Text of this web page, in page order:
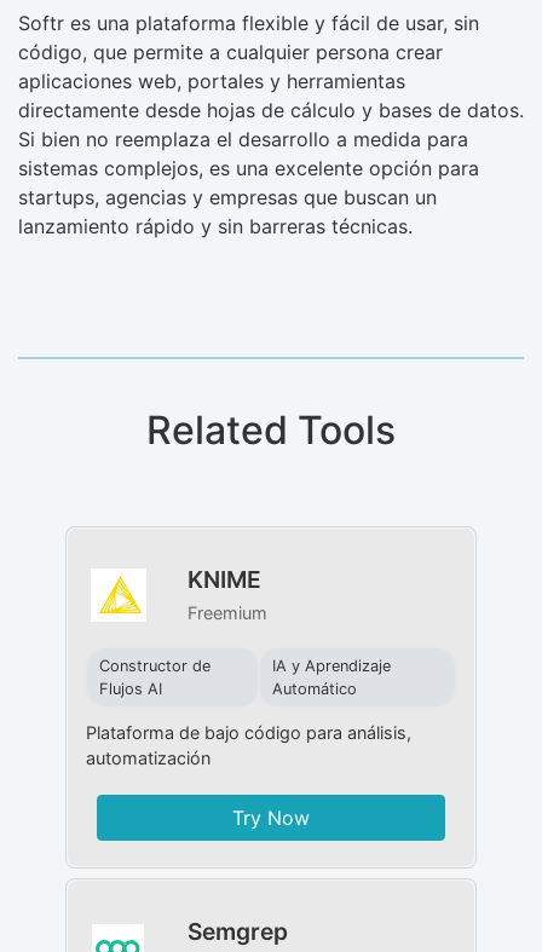
Softr es una plataforma flexible y fácil de usar, sin
código, que permite a cualquier persona crear
aplicaciones web, portales y herramientas
directamente desde hojas de cálculo y bases de datos.
Si bien no reemplaza el desarrollo a medida para
sistemas complejos, es una excelente opción para
startups, agencias y empresas que buscan un
lanzamiento rápido y sin barreras técnicas.
Related Tools
KNIME
Freemium
Constructor de
Flujos AI
IA y Aprendizaje
Automático
Plataforma de bajo código para análisis,
automatización
Try Now
Semgrep